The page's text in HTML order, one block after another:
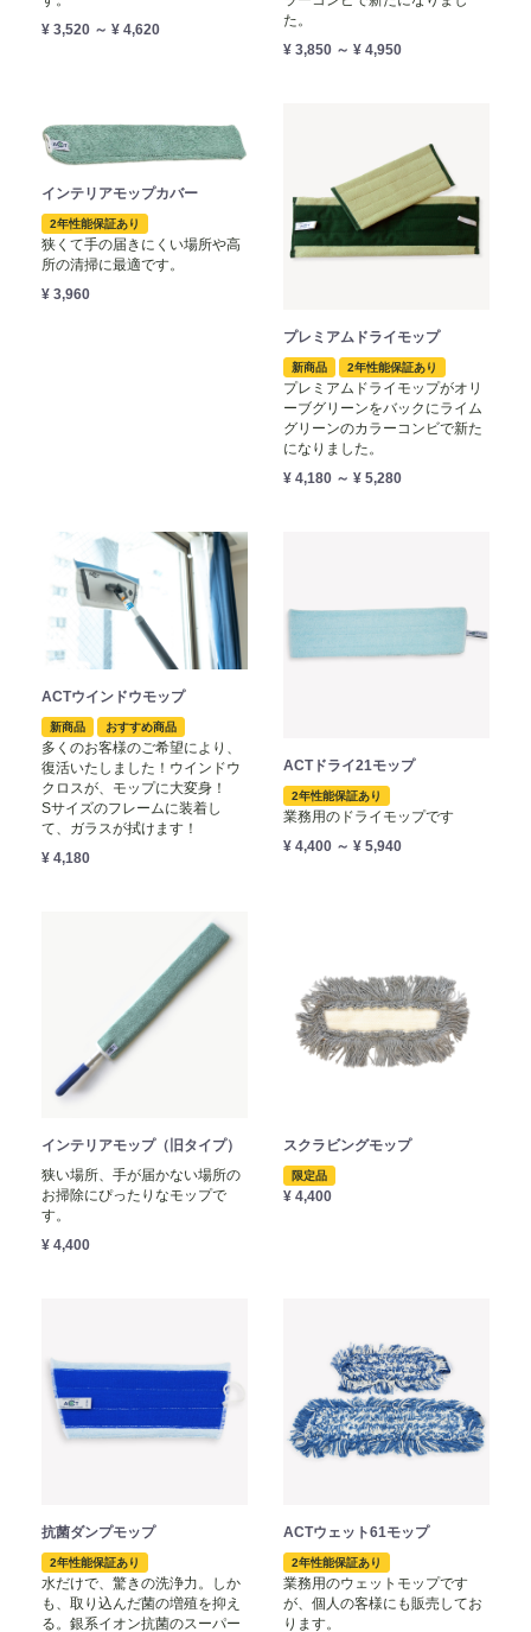
¥ 3,520 ～ ¥ 4,620
た。
¥ 3,850 ～ ¥ 4,950
インテリアモップカバー
2年性能保証あり
狭くて手の届きにくい場所や高
所の清掃に最適です。
¥ 3,960
プレミアムドライモップ
新商品 2年性能保証あり
プレミアムドライモップがオリ
ーブグリーンをバックにライム
グリーンのカラーコンビで新た
になりました。
¥ 4,180 ～ ¥ 5,280
ACTウインドウモップ
新商品 おすすめ商品
多くのお客様のご希望により、
復活いたしました！ウインドウ
クロスが、モップに大変身！
Sサイズのフレームに装着し
て、ガラスが拭けます！
¥ 4,180
ACTドライ21モップ
2年性能保証あり
業務用のドライモップです
¥ 4,400 ～ ¥ 5,940
インテリアモップ（旧タイプ）
狭い場所、手が届かない場所の
お掃除にぴったりなモップで
す。
¥ 4,400
スクラビングモップ
限定品
¥ 4,400
抗菌ダンプモップ
2年性能保証あり
水だけで、驚きの洗浄力。しか
も、取り込んだ菌の増殖を抑え
る。銀系イオン抗菌のスーパー
ACTウェット61モップ
2年性能保証あり
業務用のウェットモップです
が、個人の客様にも販売してお
ります。